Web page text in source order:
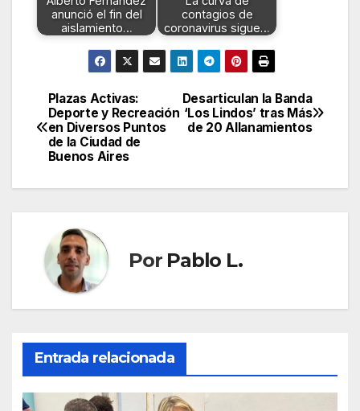
anunció el fin del
aislamiento…
contagios de
coronavirus sigue…
Navegación
de
Desarticulan la Banda
‘Los Lindos’ tras Más
de 20 Allanamientos
Plazas Activas:
Deporte y Recreación
en Diversos Puntos
de la Ciudad de
Buenos Aires
Por Pablo L.
Entrada relacionada